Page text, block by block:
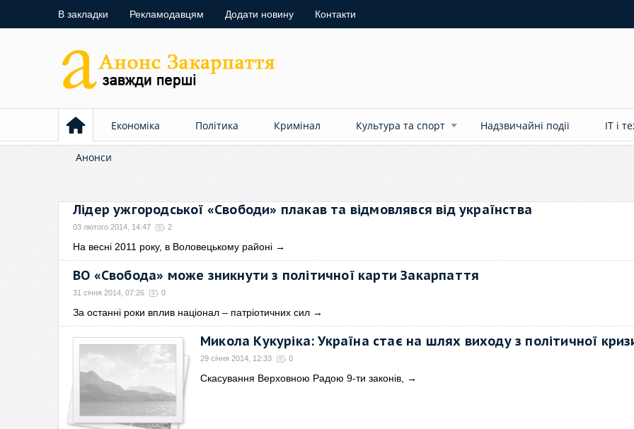
В закладки Рекламодавцям Додати новину Контакти
Економіка Політика Кримінал Культура та спорт Надзвичайні події ІТ і
Анонси
Лідер ужгородської «Свободи» плакав та відмовлявся від українства
03 лютого 2014, 14:47 2
На весні 2011 року, в Воловецькому районі →
ВО «Свобода» може зникнути з політичної карти Закарпаття
31 січня 2014, 07:26 0
За останні роки вплив націонал – патріотичних сил →
Микола Кукуріка: Україна стає на шлях виходу з політичної
29 січня 2014, 12:33 0
Скасування Верховною Радою 9-ти законів, →